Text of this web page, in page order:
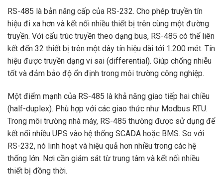
RS-485 là bản nâng cấp của RS-232. Cho phép truyền tín
hiệu đi xa hơn và kết nối nhiều thiết bị trên cùng một đường
truyền. Với cấu trúc truyền theo dạng bus, RS-485 có thể liên
kết đến 32 thiết bị trên một dây tín hiệu dài tới 1.200 mét. Tín
hiệu được truyền dạng vi sai (differential). Giúp chống nhiễu
tốt và đảm bảo độ ổn định trong môi trường công nghiệp.
Một điểm mạnh của RS-485 là khả năng giao tiếp hai chiều
(half-duplex). Phù hợp với các giao thức như Modbus RTU.
Trong môi trường nhà máy, RS-485 thường được sử dụng để
kết nối nhiều UPS vào hệ thống SCADA hoặc BMS. So với
RS-232, nó linh hoạt và hiệu quả hơn nhiều trong các hệ
thống lớn. Nơi cần giám sát từ trung tâm và kết nối nhiều
thiết bị đồng thời.